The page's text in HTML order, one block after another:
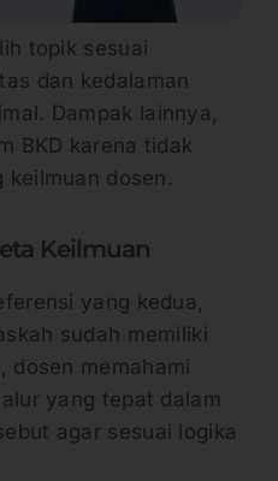
topik sesuai
dan kedalaman
Dampak lainnya,
BKD karena tidak
keilmuan dosen.
Keilmuan
yang kedua,
sudah memiliki
dosen memahami
yang tepat dalam
agar sesuai logika